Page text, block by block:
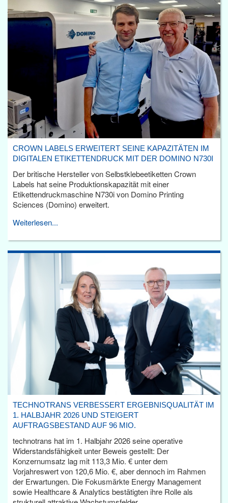
CROWN LABELS ERWEITERT SEINE KAPAZITÄTEN IM
DIGITALEN ETIKETTENDRUCK MIT DER DOMINO N730I
Der britische Hersteller von Selbstklebeetiketten Crown
Labels hat seine Produktionskapazität mit einer
Etikettendruckmaschine N730i von Domino Printing
Sciences (Domino) erweitert.
Weiterlesen...
TECHNOTRANS VERBESSERT ERGEBNISQUALITÄT IM
1. HALBJAHR 2026 UND STEIGERT
AUFTRAGSBESTAND AUF 96 MIO.
technotrans hat im 1. Halbjahr 2026 seine operative
Widerstandsfähigkeit unter Beweis gestellt: Der
Konzernumsatz lag mit 113,3 Mio. € unter dem
Vorjahreswert von 120,6 Mio. €, aber dennoch im Rahmen
der Erwartungen. Die Fokusmärkte Energy Management
sowie Healthcare & Analytics bestätigten ihre Rolle als